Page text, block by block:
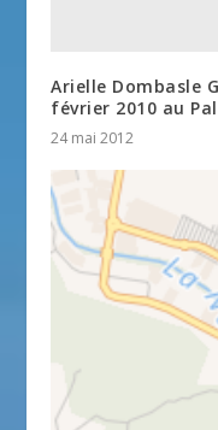
Arielle Dombasle
février 2010 au
24 mai 2012